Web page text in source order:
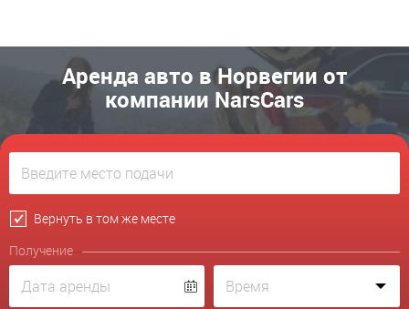
Аренда авто в Норвегии от
компании NarsCars
Вернуть в том же месте
Получение